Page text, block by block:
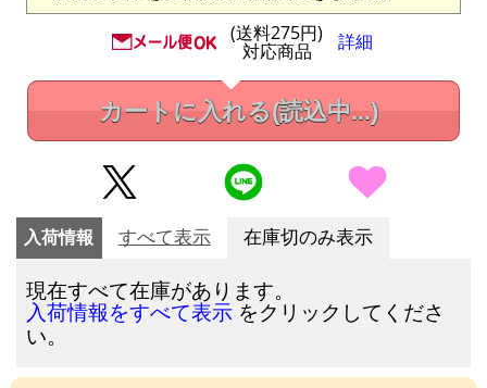
(送料275円)
対応商品 詳細
カートに入れる(読込中...)
入荷情報 すべて表示 在庫切のみ表示
現在すべて在庫があります。
入荷情報をすべて表示 をクリックしてくださ
い。